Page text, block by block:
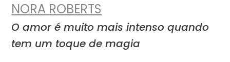
NORA ROBERTS
O amor é muito mais intenso quando
tem um toque de magia